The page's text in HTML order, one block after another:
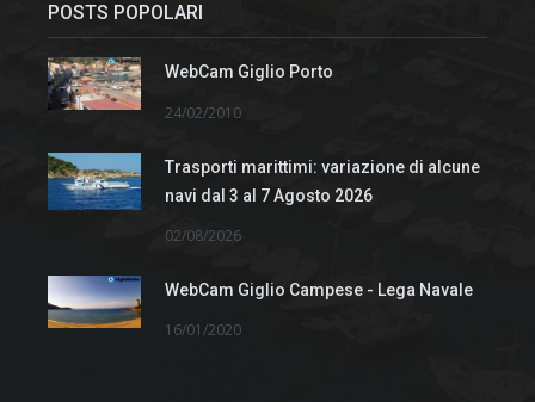
POSTS POPOLARI
WebCam Giglio Porto
24/02/2010
Trasporti marittimi: variazione di alcune
navi dal 3 al 7 Agosto 2026
02/08/2026
WebCam Giglio Campese - Lega Navale
16/01/2020